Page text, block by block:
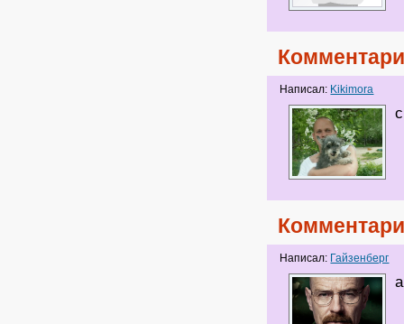
Написал: Kikimora
Написал: Гайзенберг